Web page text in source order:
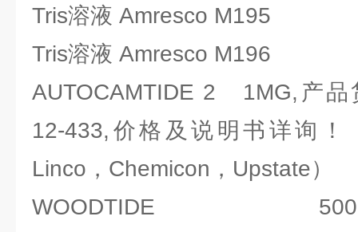
Tris溶液 Amresco M195
Tris溶液 Amresco M196
AUTOCAMTIDE 2 1MG,产品
12-433,价格及说明书详询！
Linco，Chemicon，Upstate）
WOODTIDE 500UG,